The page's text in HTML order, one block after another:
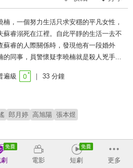
楠，一個努力生活只求安穩的平凡女性，
蘇睿溺死在江裡。自此平靜的生活一去不
蘇睿的人際關係時，發現他有一段婚外
的同事，員警懷疑李曉楠就是殺人兇手...
遍級 33 分鐘
郎月婷 高旭陽 張本煜
劇 電影 短劇 更多